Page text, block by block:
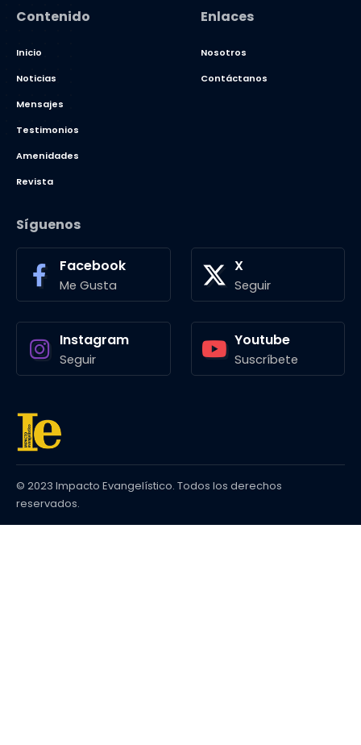
Contenido
Inicio
Noticias
Mensajes
Testimonios
Amenidades
Revista
Enlaces
Nosotros
Contáctanos
Síguenos
Facebook
Me Gusta
X
Seguir
Instagram
Seguir
Youtube
Suscríbete
© 2023 Impacto Evangelístico. Todos los derechos
reservados.